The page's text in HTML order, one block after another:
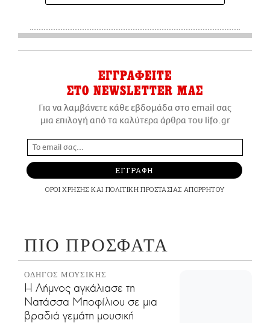
ΕΓΓΡΑΦΕΙΤΕ
ΣΤΟ NEWSLETTER ΜΑΣ
Για να λαμβάνετε κάθε εβδομάδα στο email σας
μια επιλογή από τα καλύτερα άρθρα του lifo.gr
ΕΓΓΡΑΦΗ
ΟΡΟΙ ΧΡΗΣΗΣ ΚΑΙ ΠΟΛΙΤΙΚΗ ΠΡΟΣΤΑΣΙΑΣ ΑΠΟΡΡΗΤΟΥ
ΠΙΟ ΠΡΟΣΦΑΤΑ
ΟΔΗΓΟΣ ΜΟΥΣΙΚΗΣ
Η Λήμνος αγκάλιασε τη
Νατάσσα Μποφίλιου σε μια
βραδιά γεμάτη μουσική